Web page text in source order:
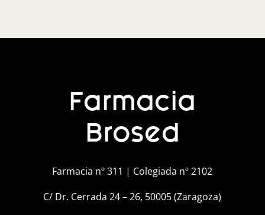
Farmacia
Brosed
Farmacia nº 311 | Colegiada nº 2102
C/ Dr. Cerrada 24 – 26, 50005 (Zaragoza)